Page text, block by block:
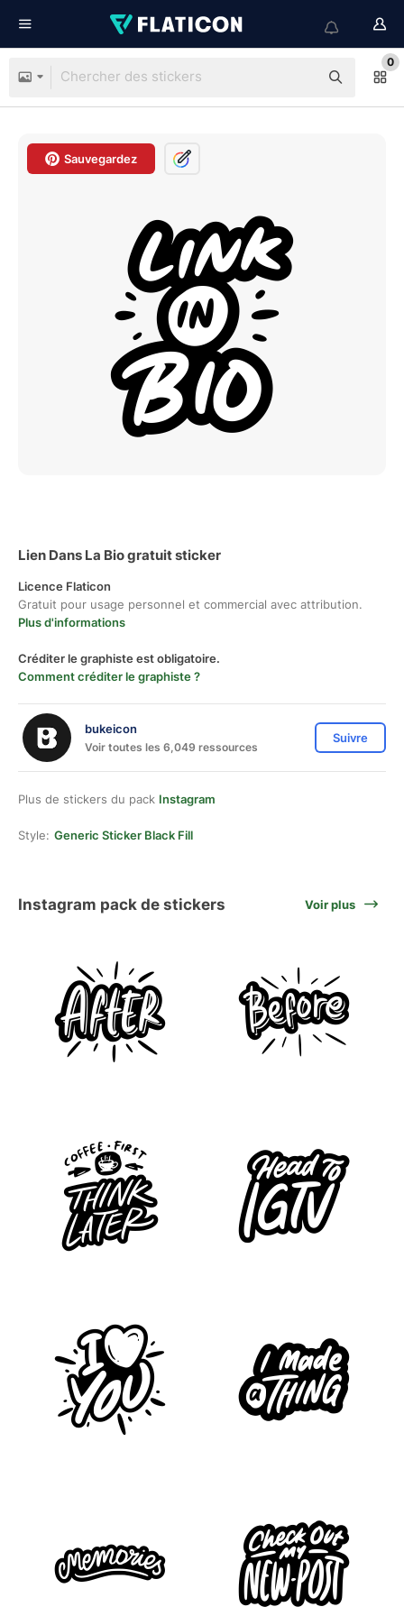
0
Sauvegardez
Lien Dans La Bio gratuit sticker
Licence Flaticon
Gratuit pour usage personnel et commercial avec attribution.
Plus d'informations
Créditer le graphiste est obligatoire.
Comment créditer le graphiste ?
bukeicon
Voir toutes les 6,049 ressources
Suivre
Plus de stickers du pack Instagram
Style: Generic Sticker Black Fill
Instagram pack de stickers Voir plus